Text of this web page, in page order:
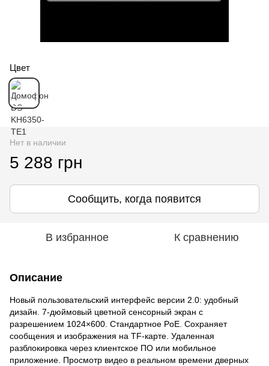
Цвет
Нет в наличии
5 288 грн
Сообщить, когда появится
В избранное К сравнению
Описание
Новый пользовательский интерфейс версии 2.0: удобный
дизайн. 7-дюймовый цветной сенсорный экран с
разрешением 1024×600. Стандартное PoE. Сохраняет
сообщения и изображения на TF-карте. Удаленная
разблокировка через клиентское ПО или мобильное
приложение. Просмотр видео в реальном времени дверных